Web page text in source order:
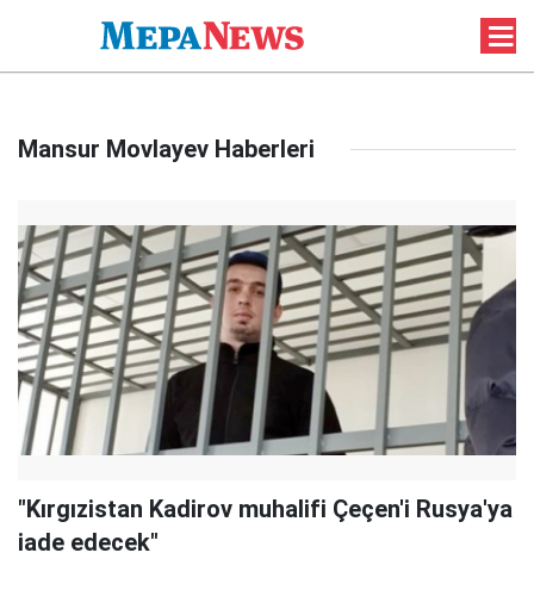
Mansur Movlayev Haberleri
"Kırgızistan Kadirov muhalifi Çeçen'i Rusya'ya
iade edecek"